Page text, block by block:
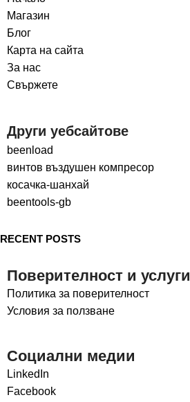
Магазин
Блог
Карта на сайта
За нас
Свържете
Други уебсайтове
beenload
винтов въздушен компресор
косачка-шанхай
beentools-gb
RECENT POSTS
Поверителност и услуги
Политика за поверителност
Условия за ползване
Социални медии
LinkedIn
Facebook